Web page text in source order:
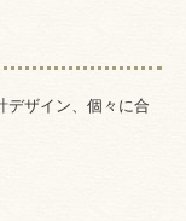
デザイン、個々に合